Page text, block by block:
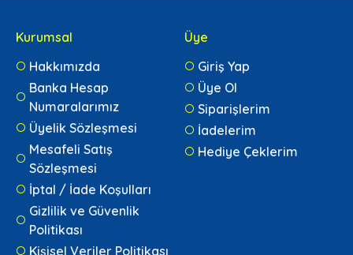
Kurumsal
Hakkımızda
Banka Hesap
Numaralarımız
Üyelik Sözleşmesi
Mesafeli Satış
Sözleşmesi
İptal / İade Koşulları
Gizlilik ve Güvenlik
Politikası
Kişisel Veriler Politikası
Üye
Giriş Yap
Üye Ol
Siparişlerim
İadelerim
Hediye Çeklerim